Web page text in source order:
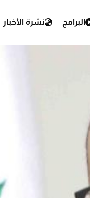
البرامج نشرة الأخبار